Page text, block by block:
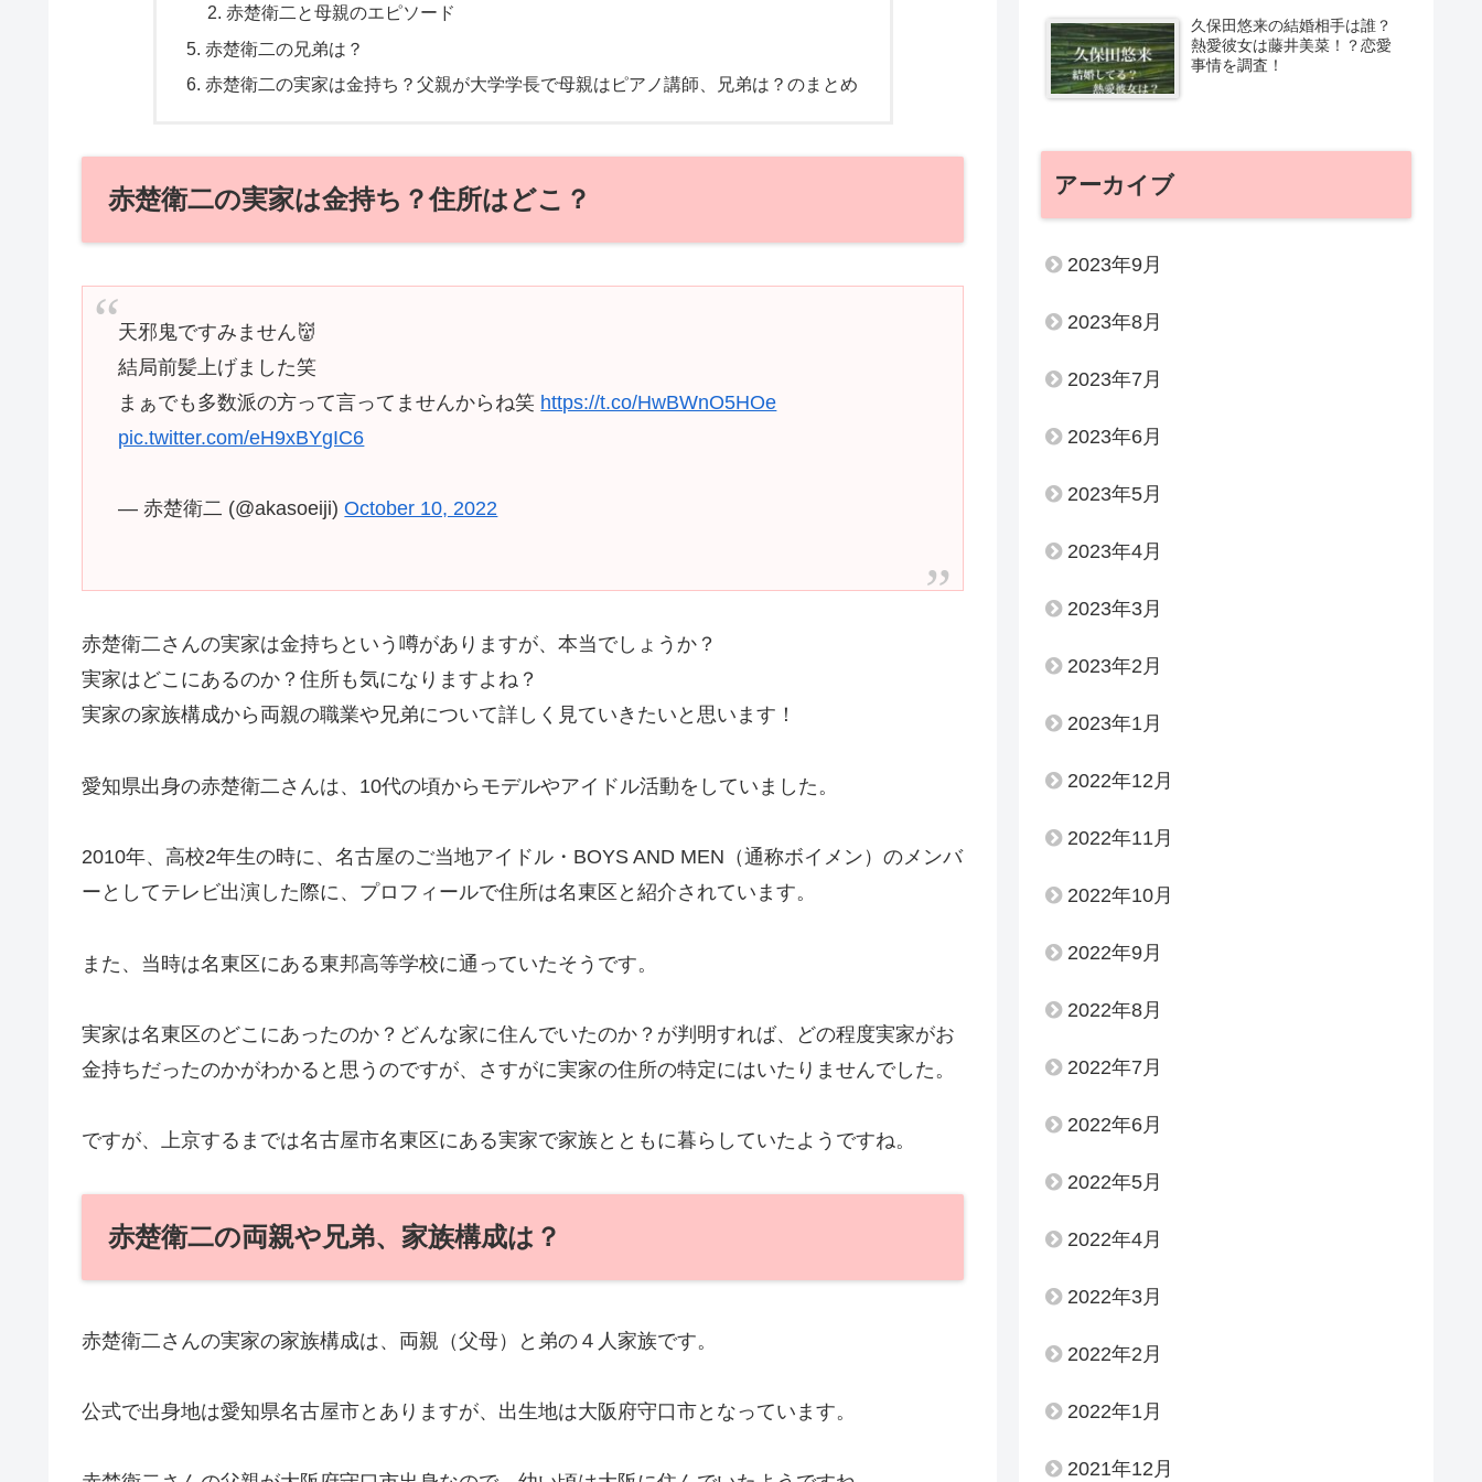
赤楚衛二と母親のエピソード
赤楚衛二の兄弟は？
赤楚衛二の実家は金持ち？父親が大学学長で母親はピアノ講師、兄弟は？のまとめ
赤楚衛二の実家は金持ち？住所はどこ？
天邪鬼ですみません👹
結局前髪上げました笑
まぁでも多数派の方って言ってませんからね笑 https://t.co/HwBWnO5HOe
pic.twitter.com/eH9xBYgIC6
— 赤楚衛二 (@akasoeiji)October 10, 2022
赤楚衛二さんの実家は金持ちという噂がありますが、本当でしょうか？
実家はどこにあるのか？住所も気になりますよね？
実家の家族構成から両親の職業や兄弟について詳しく見ていきたいと思います！
愛知県出身の赤楚衛二さんは、10代の頃からモデルやアイドル活動をしていました。
2010年、高校2年生の時に、名古屋のご当地アイドル・BOYS AND MEN（通称ボイメン）のメンバ
ーとしてテレビ出演した際に、プロフィールで住所は名東区と紹介されています。
また、当時は名東区にある東邦高等学校に通っていたそうです。
実家は名東区のどこにあったのか？どんな家に住んでいたのか？が判明すれば、どの程度実家がお
金持ちだったのかがわかると思うのですが、さすがに実家の住所の特定にはいたりませんでした。
ですが、上京するまでは名古屋市名東区にある実家で家族とともに暮らしていたようですね。
赤楚衛二の両親や兄弟、家族構成は？
赤楚衛二さんの実家の家族構成は、両親（父母）と弟の４人家族です。
公式で出身地は愛知県名古屋市とありますが、出生地は大阪府守口市となっています。
久保田悠来の結婚相手は誰？
熱愛彼女は藤井美菜！？恋愛
事情を調査！
アーカイブ
2023年9月
2023年8月
2023年7月
2023年6月
2023年5月
2023年4月
2023年3月
2023年2月
2023年1月
2022年12月
2022年11月
2022年10月
2022年9月
2022年8月
2022年7月
2022年6月
2022年5月
2022年4月
2022年3月
2022年2月
2022年1月
2021年12月